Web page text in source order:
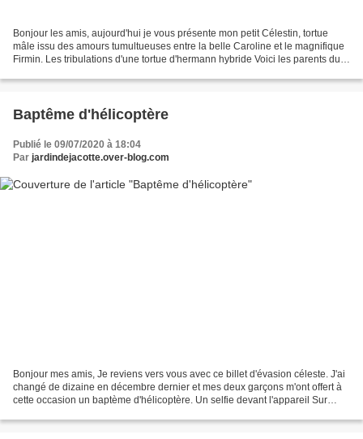
Bonjour les amis, aujourd'hui je vous présente mon petit Célestin, tortue
mâle issu des amours tumultueuses entre la belle Caroline et le magnifique
Firmin. Les tribulations d'une tortue d'hermann hybride Voici les parents du
Baptême d'hélicoptère
Publié le 09/07/2020 à 18:04
Par jardindejacotte.over-blog.com
Bonjour mes amis, Je reviens vers vous avec ce billet d'évasion céleste. J'ai
changé de dizaine en décembre dernier et mes deux garçons m'ont offert à
cette occasion un baptème d'hélicoptère. Un selfie devant l'appareil Sur